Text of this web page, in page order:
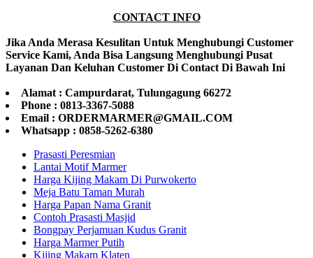
CONTACT INFO
Jika Anda Merasa Kesulitan Untuk Menghubungi Customer
Service Kami, Anda Bisa Langsung Menghubungi Pusat
Layanan Dan Keluhan Customer Di Contact Di Bawah Ini
Alamat : Campurdarat, Tulungagung 66272
Phone : 0813-3367-5088
Email : ORDERMARMER@GMAIL.COM
Whatsapp : 0858-5262-6380
Prasasti Peresmian
Lantai Motif Marmer
Harga Kijing Makam Di Purwokerto
Meja Batu Taman Murah
Harga Papan Nama Granit
Contoh Prasasti Masjid
Bongpay Perjamuan Kudus Granit
Harga Marmer Putih
Kijing Makam Klaten